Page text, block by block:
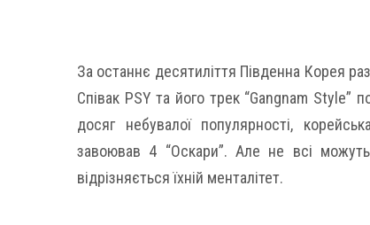
За останнє десятиліття Південна Корея
Співак PSY та його трек “Gangnam Style”
досяг небувалої популярності,
завоював 4 “Оскари”. Але не всі
відрізняється їхній менталітет.